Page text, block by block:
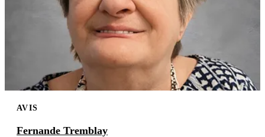
AVIS
Fernande Tremblay